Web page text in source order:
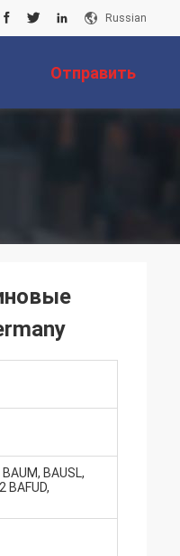
Russian
Отправить
BAUSL,
BAFUD,